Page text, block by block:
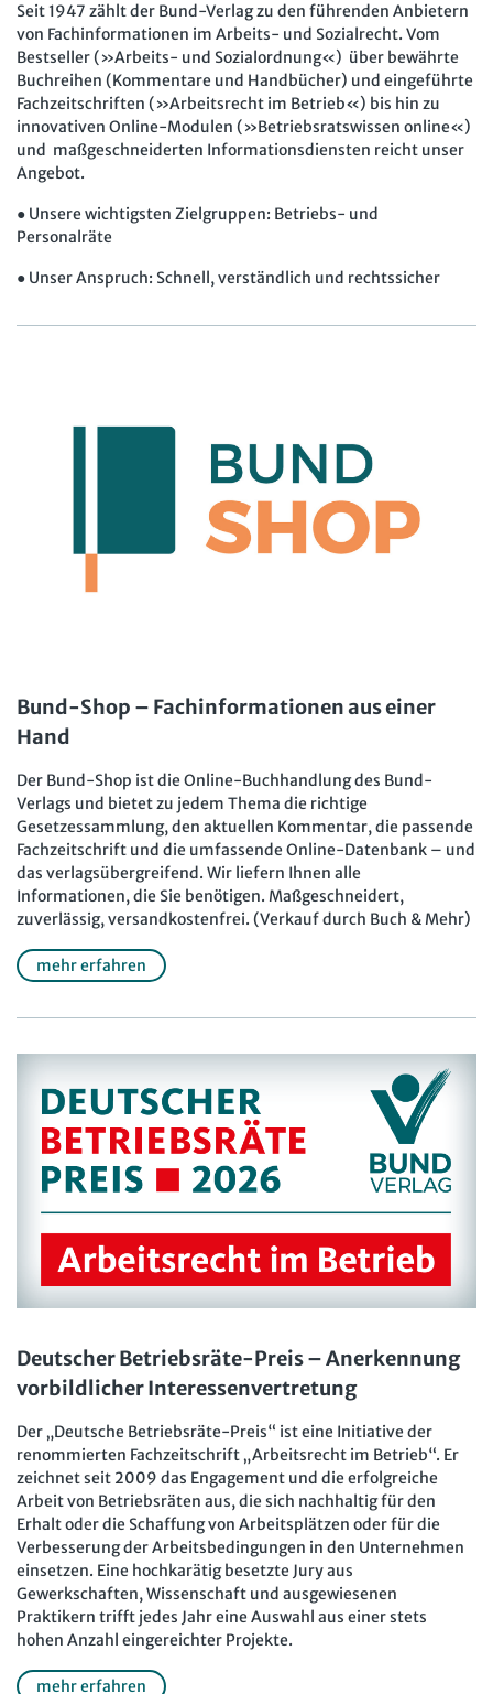
Seit 1947 zählt der Bund-Verlag zu den führenden Anbietern
von Fachinformationen im Arbeits- und Sozialrecht. Vom
Bestseller (»Arbeits- und Sozialordnung«) über bewährte
Buchreihen (Kommentare und Handbücher) und eingeführte
Fachzeitschriften (»Arbeitsrecht im Betrieb«) bis hin zu
innovativen Online-Modulen (»Betriebsratswissen online«)
und maßgeschneiderten Informationsdiensten reicht unser
Angebot.
● Unsere wichtigsten Zielgruppen: Betriebs- und
Personalräte
● Unser Anspruch: Schnell, verständlich und rechtssicher
Bund-Shop – Fachinformationen aus einer
Hand
Der Bund-Shop ist die Online-Buchhandlung des Bund-
Verlags und bietet zu jedem Thema die richtige
Gesetzessammlung, den aktuellen Kommentar, die passende
Fachzeitschrift und die umfassende Online-Datenbank – und
das verlagsübergreifend. Wir liefern Ihnen alle
Informationen, die Sie benötigen. Maßgeschneidert,
zuverlässig, versandkostenfrei. (Verkauf durch Buch & Mehr)
mehr erfahren
Deutscher Betriebsräte-Preis – Anerkennung
vorbildlicher Interessenvertretung
Der „Deutsche Betriebsräte-Preis“ ist eine Initiative der
renommierten Fachzeitschrift „Arbeitsrecht im Betrieb“. Er
zeichnet seit 2009 das Engagement und die erfolgreiche
Arbeit von Betriebsräten aus, die sich nachhaltig für den
Erhalt oder die Schaffung von Arbeitsplätzen oder für die
Verbesserung der Arbeitsbedingungen in den Unternehmen
einsetzen. Eine hochkarätig besetzte Jury aus
Gewerkschaften, Wissenschaft und ausgewiesenen
Praktikern trifft jedes Jahr eine Auswahl aus einer stets
hohen Anzahl eingereichter Projekte.
mehr erfahren